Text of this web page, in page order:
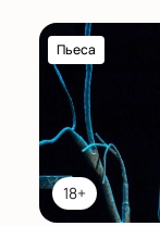
18+
Пьеса